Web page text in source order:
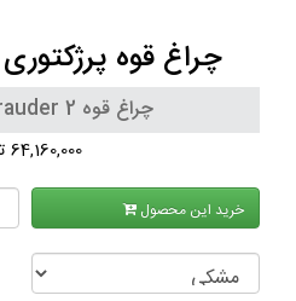
چراغ قوه پرژکتوری
چراغ قوه OLight Marauder 2
64,160,000 تومان
خرید این محصول